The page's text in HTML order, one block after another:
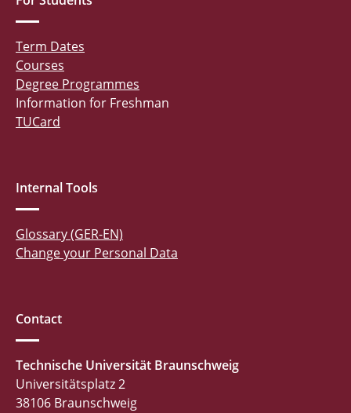
Term Dates
Courses
Degree Programmes
Information for Freshman
TUCard
Internal Tools
Glossary (GER-EN)
Change your Personal Data
Contact
Technische Universität Braunschweig
Universitätsplatz 2
38106 Braunschweig